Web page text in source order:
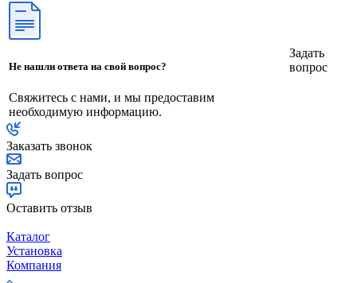
Не нашли ответа на свой вопрос?
Свяжитесь с нами, и мы предоставим
необходимую информацию.
Задать
вопрос
Заказать звонок
Задать вопрос
Оставить отзыв
Каталог
Установка
Компания